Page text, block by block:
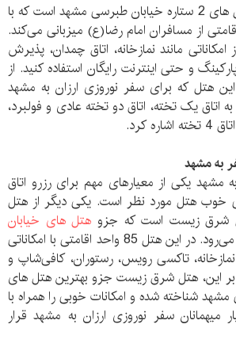
هتل جوادیه یکی از هتل های 2 ستاره خیابان طبرسی مشهد است که با
و 49 واحد اقامتی از مسافران امام رضا(ع) میزبانی می‌کند.
مانند نمازخانه، اتاق چمدان، پذیرش
و حتی اینترنت رایگان استفاده کنید. از
این هتل که برای سفر نوروزی ارزان به مشهد
اتاق یک تخته، اتاق دو تخته عادی و فولبرد،
کرد.
به مشهد
مشهد یکی از معیارهای مهم برای رزرو اتاق
خوب هتل مورد نظر است. یکی دیگر از هتل
شرق زیست است که جزو هتل های خیابان
به شمار می‌رود. در این هتل 85 واحد اقامتی با امکاناتی
نمازخانه، تاکسی رویس، رستوران، کافی‌شاپ و
بر این، هتل شرق زیست جزو بهترین هتل های
مشهد شناخته شده و امکانات خوبی را همراه با
میهمانان سفر نوروزی ارزان به مشهد قرار